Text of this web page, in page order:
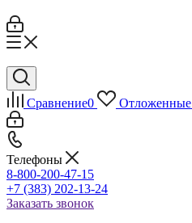
Сравнение0 Отложенные
Телефоны
8-800-200-47-15
+7 (383) 202-13-24
Заказать звонок